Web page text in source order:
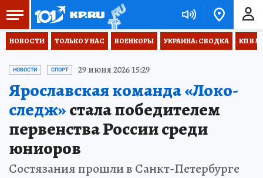
НОВОСТИ ТОЛЬКО У НАС ВОЕНКОРЫ УКРАИНА: СВОДКА КП В
НОВОСТИ СПОРТ 29 июня 2026 15:29
Ярославская команда «Локо-
следж»стала победителем
первенства России среди
юниоров
Состязания прошли в Санкт-Петербурге